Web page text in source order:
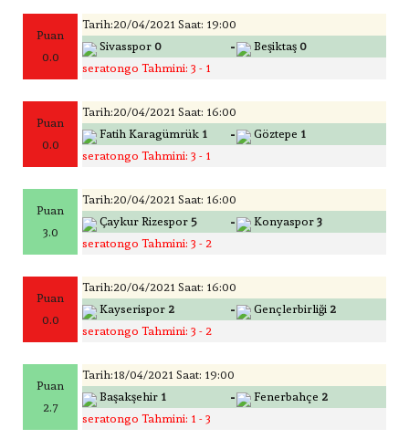
Puan
0.0
Tarih:20/04/2021 Saat: 19:00
Sivasspor 0 - Beşiktaş 0
seratongo Tahmini: 3 - 1
Puan
0.0
Tarih:20/04/2021 Saat: 16:00
Fatih Karagümrük 1 - Göztepe 1
seratongo Tahmini: 3 - 1
Puan
3.0
Tarih:20/04/2021 Saat: 16:00
Çaykur Rizespor 5 - Konyaspor 3
seratongo Tahmini: 3 - 2
Puan
0.0
Tarih:20/04/2021 Saat: 16:00
Kayserispor 2 - Gençlerbirliği 2
seratongo Tahmini: 3 - 2
Puan
2.7
Tarih:18/04/2021 Saat: 19:00
Başakşehir 1 - Fenerbahçe 2
seratongo Tahmini: 1 - 3